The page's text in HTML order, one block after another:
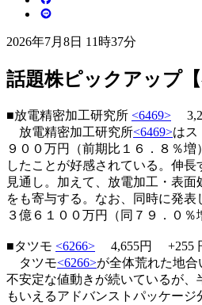
2026年7月8日 11時37分
話題株ピックアップ
■放電精密加工研究所 <6469>
放電精密加工研究所<6469>はス
９００万円（前期比１６．８％
したことが好感されている。伸
見通し。加えて、放電加工・表
をも寄与する。なお、同時に発
３億６１００万円（同７９．０％
■タツモ <6266> 4,655円 +255
タツモ<6266>が全体荒れた地
不安定な値動きが続いているが
もいえるアドバンストパッケー